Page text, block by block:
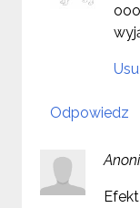
Odpowiedz